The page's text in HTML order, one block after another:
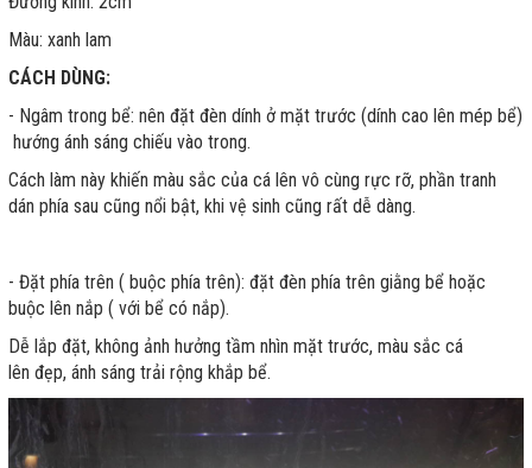
Màu: xanh lam
CÁCH DÙNG:
- Ngâm trong bể: nên đặt đèn dính ở mặt trước (dính cao lên mép bể)
hướng ánh sáng chiếu vào trong.
Cách làm này khiến màu sắc của cá lên vô cùng rực rỡ, phần tranh
dán phía sau cũng nổi bật, khi vệ sinh cũng rất dễ dàng.
- Đặt phía trên ( buộc phía trên): đặt đèn phía trên giằng bể hoặc
buộc lên nắp ( với bể có nắp).
Dễ lắp đặt, không ảnh hưởng tầm nhìn mặt trước, màu sắc cá
lên đẹp, ánh sáng trải rộng khắp bể.